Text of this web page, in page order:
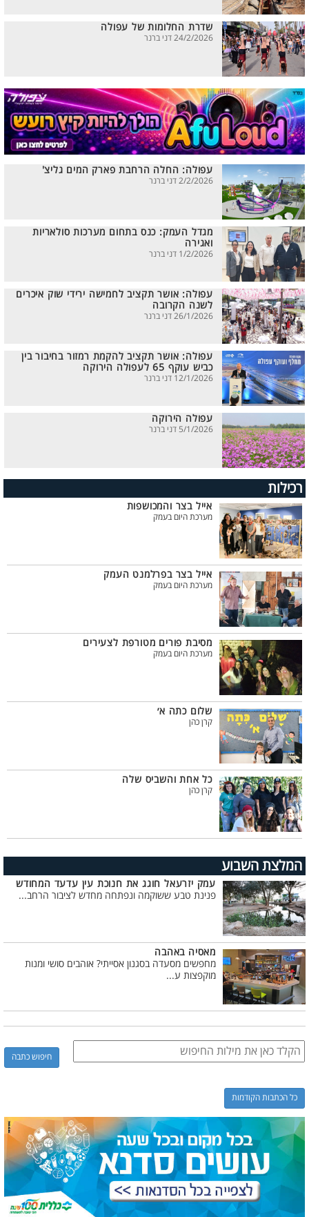
שדרת החלומות של עפולה
24/2/2026 דני ברנר
עפולה: החלה הרחבת פארק המים גליצ'
2/2/2026 דני ברנר
מגדל העמק: כנס בתחום מערכות סולאריות
ואגירה
1/2/2026 דני ברנר
עפולה: אושר תקציב לחמישה ירידי שוק איכרים
לשנה הקרובה
26/1/2026 דני ברנר
עפולה: אושר תקציב להקמת רמזור בחיבור בין
כביש עוקף 65 לעפולה הירוקה
12/1/2026 דני ברנר
עפולה הירוקה
5/1/2026 דני ברנר
רכילות
אייל בצר והמכושפות
מערכת היום בעמק
אייל בצר בפרלמנט העמק
מערכת היום בעמק
מסיבת פורים מטורפת לצעירים
מערכת היום בעמק
שלום כתה א׳
קרן כהן
כל אחת והשביס שלה
קרן כהן
המלצת השבוע
עמק יזרעאל חוגג את חנוכת עין עדעד המחודש
פנינת טבע ששוקמה ונפתחה מחדש לציבור הרחב...
מאסיה באהבה
מחפשים מסעדה בסגנון אסייתי? אוהבים סושי ומנות
מוקפצות ע...
כל הכתבות הקודמות